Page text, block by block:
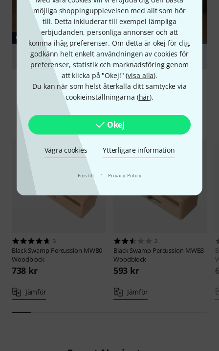
möjliga shoppingupplevelsen med allt som hör
till. Detta inkluderar till exempel lämpliga
erbjudanden, personliga annonser och att
komma ihåg preferenser. Om detta är okej för dig,
godkänn helt enkelt användningen av cookies för
preferenser, statistik och marknadsföring genom
att klicka på "Okej!" (visa alla).
Du kan när som helst återkalla ditt samtycke via
cookieinställningarna (här).
Okej
Vägra cookies Ytterligare information
Finstilt · Privacy Policy
GUIDE
Percussion Instruments
Jämför alternativ
3
Black Swamp Percussion MWB0
Woodblock
738 kr
Jämför
2
Black Swamp Percussion MWB3
Woodblock
593 kr
Jämför